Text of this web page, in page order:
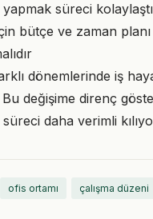
yapmak süreci
bütçe ve zaman
dönemlerinde iş
değişime direnç
daha verimli
ofis ortamı çalışma düzeni